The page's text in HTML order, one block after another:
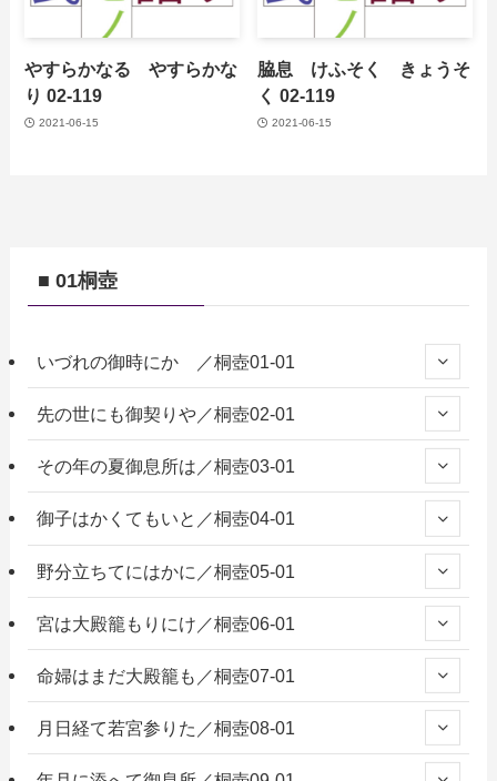
やすらかなる やすらかな
り 02-119
2021-06-15
脇息 けふそく きょうそ
く 02-119
2021-06-15
■ 01桐壺
いづれの御時にか ／桐壺01-01
先の世にも御契りや／桐壺02-01
その年の夏御息所は／桐壺03-01
御子はかくてもいと／桐壺04-01
野分立ちてにはかに／桐壺05-01
宮は大殿籠もりにけ／桐壺06-01
命婦はまだ大殿籠も／桐壺07-01
月日経て若宮参りた／桐壺08-01